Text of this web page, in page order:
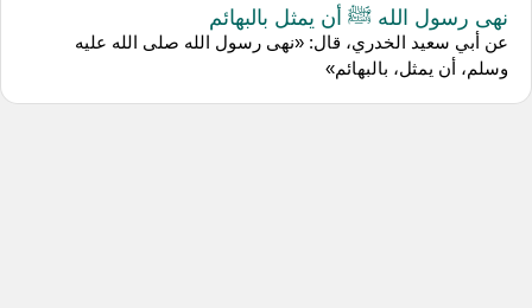
نهى رسول الله ﷺ أن يمثل بالبهائم
عن أبي سعيد الخدري، قال: «نهى رسول الله صلى الله عليه
وسلم، أن يمثل، بالبهائم»